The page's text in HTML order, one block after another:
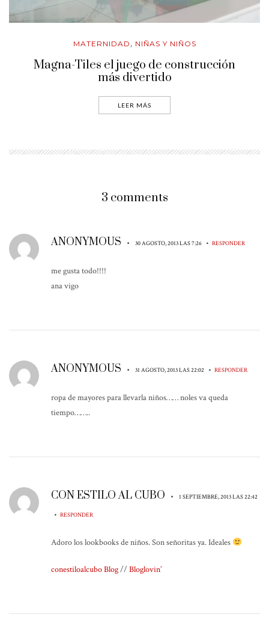
MATERNIDAD , NIÑAS Y NIÑOS
Magna-Tiles el juego de construcción
más divertido
LEER MÁS
3 comments
ANONYMOUS • 30 AGOSTO, 2013 LAS 7:26 • RESPONDER
me gusta todo!!!!
ana vigo
ANONYMOUS • 31 AGOSTO, 2013 LAS 22:02 • RESPONDER
ropa de mayores para llevarla niños…… noles va queda
tiempo……..
CON ESTILO AL CUBO • 1 SEPTIEMBRE, 2013 LAS 22:42
• RESPONDER
Adoro los lookbooks de niños. Son señoritas ya. Ideales
conestiloalcubo Blog// Bloglovin’